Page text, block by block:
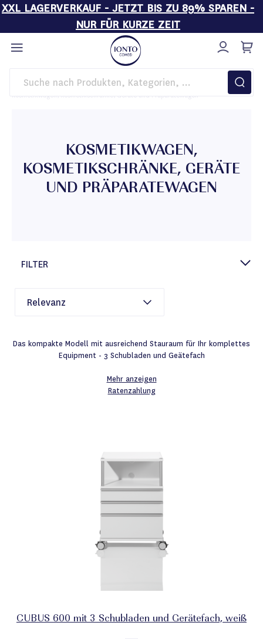
XXL LAGERVERKAUF - JETZT BIS ZU 89% SPAREN -
NUR FÜR KURZE ZEIT
Direkt
zum
Inhalt
Startseite
Einrichtung
KOSMETIKWAGEN,
KOSMETIKSCHRÄNKE, GERÄTE
UND PRÄPARATEWAGEN
FILTER
Das kompakte Modell mit ausreichend Stauraum für Ihr komplettes
Equipment - 3 Schubladen und Geätefach
Mehr anzeigen
Ratenzahlung
CUBUS 600 mit 3 Schubladen und Gerätefach, weiß